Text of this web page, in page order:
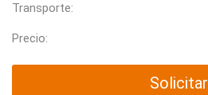
Transporte:
Precio:
Solicitar